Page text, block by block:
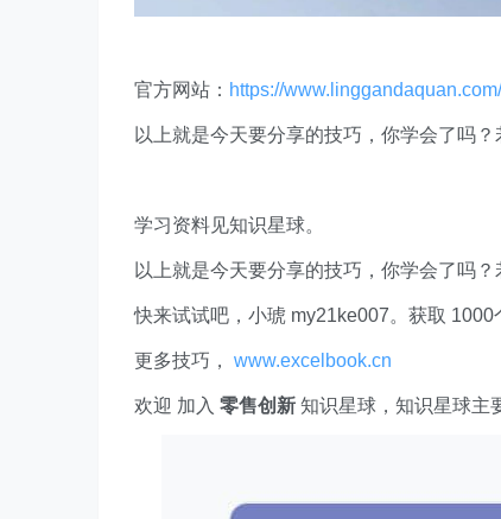
官方网站： https://www.linggandaquan.com/
以上就是今天要分享的技巧，你学会了吗？
学习资料见知识星球。
以上就是今天要分享的技巧，你学会了吗？
快来试试吧，小琥 my21ke007。获取 1000
更多技巧， www.excelbook.cn
欢迎 加入 零售创新 知识星球，知识星球主